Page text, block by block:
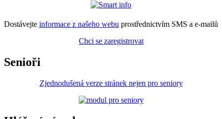
Dostávejte informace z našeho webu prostřednictvím SMS a e-mailů
Chci se zaregistrovat
Senioři
Zjednodušená verze stránek nejen pro seniory